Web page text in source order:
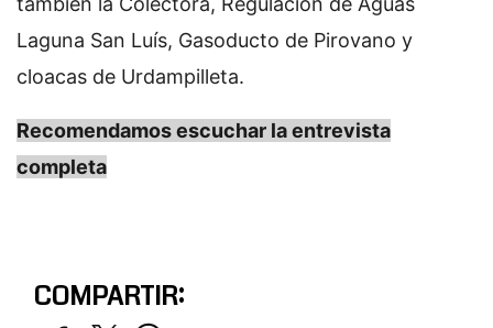
Laguna San Luís, Gasoducto de Pirovano y
cloacas de Urdampilleta.
Recomendamos escuchar la entrevista
completa
COMPARTIR: